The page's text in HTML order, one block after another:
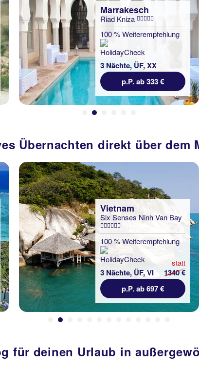
Marrakesch
Riad Dar Sbihi
100 % Weiterempfehlung
3 Nächte, ÜF, DZ
p.P. ab 177 €
Übernachten direkt über dem
Malediven
Niva Kuramathi Maldives
92 % Weiterempfehlung
3 Nächte, VP, Bu
statt
736 €
p.P. ab 657 €
für deinen Urlaub in